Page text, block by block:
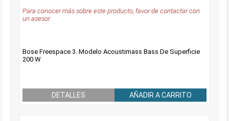
Para conocer más sobre este producto, favor de contactar con
un asesor.
Bose Freespace 3. Modelo Acoustimass Bass De Superficie
200 W
DETALLES AÑADIR A CARRITO